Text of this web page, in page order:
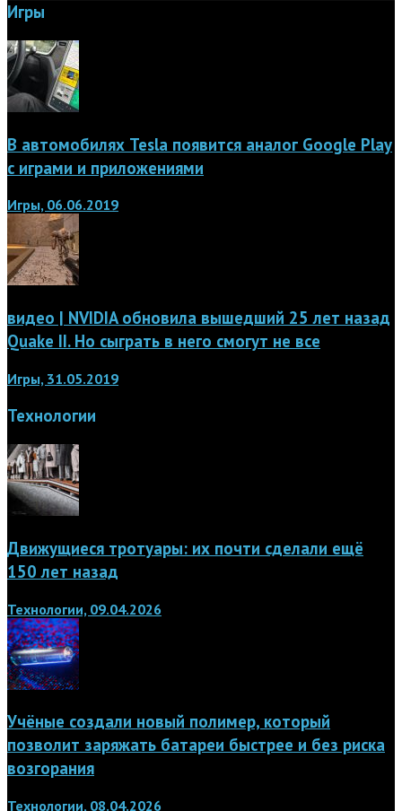
Игры
В автомобилях Tesla появится аналог Google Play
с играми и приложениями
Игры, 06.06.2019
видео | NVIDIA обновила вышедший 25 лет назад
Quake II. Но сыграть в него смогут не все
Игры, 31.05.2019
Технологии
Движущиеся тротуары: их почти сделали ещё
150 лет назад
Технологии, 09.04.2026
Учёные создали новый полимер, который
позволит заряжать батареи быстрее и без риска
возгорания
Технологии, 08.04.2026